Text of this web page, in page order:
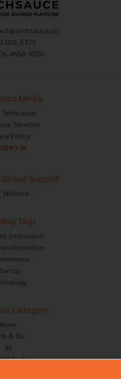
001-5375
4658-9500
Media
Services
Policy
ทความ
Summit
Website
Tags
Innovation
Category
News
& Biz
AI